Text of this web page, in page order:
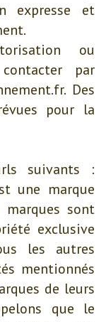
expresse et
ou
par
Des
pour la
suivants :
une marque
marques sont
exclusive
les autres
mentionnés
de leurs
que le